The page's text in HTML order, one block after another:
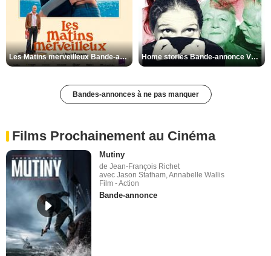
Les Matins merveilleux Bande-annonce VF Home stories Bande-annonce VO STFR
Bandes-annonces à ne pas manquer
Films Prochainement au Cinéma
Mutiny
de Jean-François Richet
avec Jason Statham, Annabelle Wallis
Film - Action
Bande-annonce